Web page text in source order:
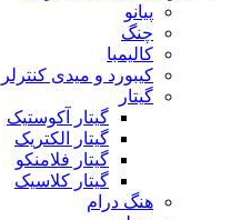
پیانو
چنگ
کالیمبا
کیبورد و میدی کنترلر
گیتار
گیتار آکوستیک
گیتار الکتریک
گیتار فلامنکو
گیتار کلاسیک
هنگ درام